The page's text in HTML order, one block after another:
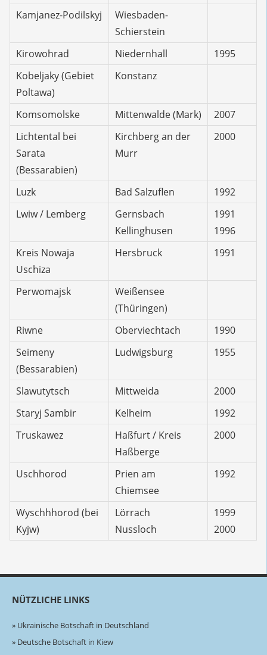
Kamjanez-Podilskyj
Wiesbaden-
Schierstein
Kirowohrad
Niedernhall
1995
Kobeljaky (Gebiet
Poltawa)
Konstanz
Komsomolske Mittenwalde (Mark)
2007
Lichtental bei
Sarata
(Bessarabien)
Kirchberg an der
Murr
2000
Luzk Bad Salzuflen
1992
Lwiw / Lemberg
Gernsbach
Kellinghusen
1991
1996
Kreis Nowaja
Uschiza
Hersbruck 1991
Perwomajsk
Weißensee
(Thüringen)
Riwne
Oberviechtach
1990
Seimeny
(Bessarabien)
Ludwigsburg 1955
Slawutytsch Mittweida
2000
Staryj Sambir
Kelheim
1992
Truskawez
Haßfurt / Kreis
Haßberge
2000
Uschhorod
Prien am
Chiemsee
1992
Wyschhhorod (bei
Kyjw)
Lörrach
Nussloch
1999
2000
NÜTZLICHE LINKS
Ukrainische Botschaft in Deutschland
Deutsche Botschaft in Kiew